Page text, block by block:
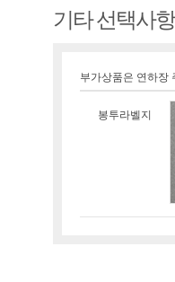
기타 선택사항
부가상품은 연하장
봉투라벨지